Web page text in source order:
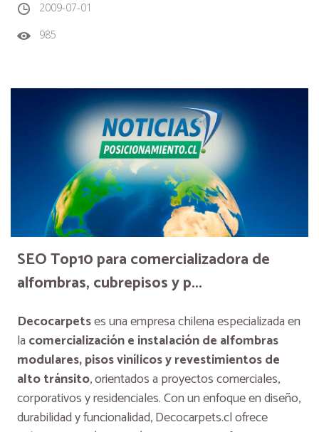
2009-07-01
985
SEO Top10 para comercializadora de
alfombras, cubrepisos y p...
Decocarpetses una empresa chilena especializada en
la comercialización e instalación de alfombras
modulares, pisos vinílicos y revestimientos de
alto tránsito, orientados a proyectos comerciales,
corporativos y residenciales. Con un enfoque en diseño,
durabilidad y funcionalidad, Decocarpets.cl ofrece